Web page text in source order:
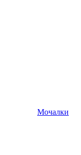
Мочалки